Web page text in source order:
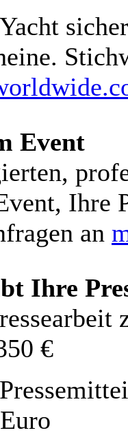
Event
Ihre
an
Ihre
€